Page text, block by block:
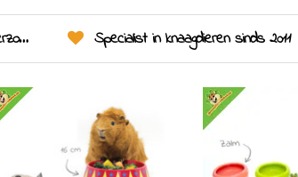
Specialist in knaagdieren sinds 2011